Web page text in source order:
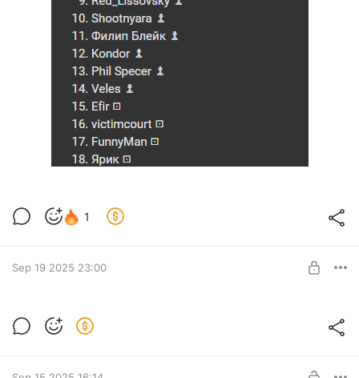
1
Sep 19 2025 23:00
подписчиков